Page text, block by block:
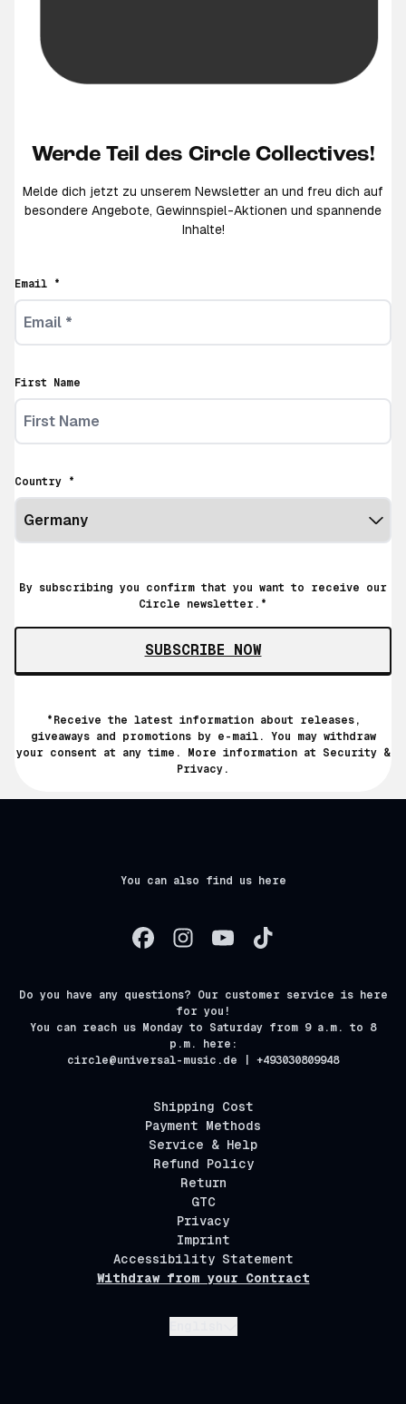
Werde Teil des Circle Collectives!
Melde dich jetzt zu unserem Newsletter an und freu dich auf
besondere Angebote, Gewinnspiel-Aktionen und spannende
Inhalte!
Email *
First Name
Country *
By subscribing you confirm that you want to receive our
Circle newsletter.*
SUBSCRIBE NOW
*Receive the latest information about releases,
giveaways and promotions by e-mail. You may withdraw
your consent at any time. More information at
Security &
Privacy.
You can also find us here
Do you have any questions? Our customer service is here
for you!
You can reach us Monday to Saturday from 9 a.m. to 8
p.m. here:
circle@universal-music.de | +493030809948
Shipping Cost
Payment Methods
Service & Help
Refund Policy
Return
GTC
Privacy
Imprint
Accessibility Statement
Withdraw from your Contract